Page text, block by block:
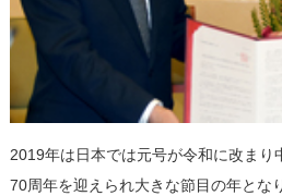
2019年は日本では元号が令和に改まり
70周年を迎えられ大きな節目の年とな